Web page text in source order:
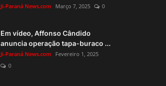
Ji-Paraná News.com Março 7, 2025 0
Em vídeo, Affonso Cândido
anuncia operação tapa-buraco ...
Ji-Paraná News.com
Fevereiro 1, 2025
0